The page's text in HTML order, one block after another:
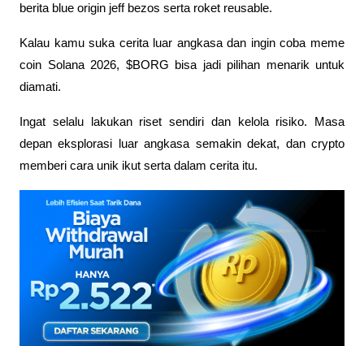
berita blue origin jeff bezos serta roket reusable.
Kalau kamu suka cerita luar angkasa dan ingin coba meme
coin Solana 2026, $BORG bisa jadi pilihan menarik untuk
diamati.
Ingat selalu lakukan riset sendiri dan kelola risiko. Masa
depan eksplorasi luar angkasa semakin dekat, dan crypto
memberi cara unik ikut serta dalam cerita itu.